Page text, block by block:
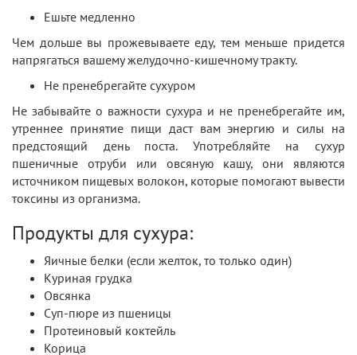
Ешьте медленно
Чем дольше вы прожевываете еду, тем меньше придется
напрягаться вашему желудочно-кишечному тракту.
Не пренебрегайте сухуром
Не забывайте о важности сухура и не пренебрегайте им,
утреннее принятие пищи даст вам энергию и силы на
предстоящий день поста. Употребляйте на сухур
пшеничные отруби или овсяную кашу, они являются
источником пищевых волокон, которые помогают вывести
токсины из организма.
Продукты для сухура:
Яичные белки (если желток, то только один)
Куриная грудка
Овсянка
Суп-пюре из пшеницы
Протеиновый коктейль
Корица